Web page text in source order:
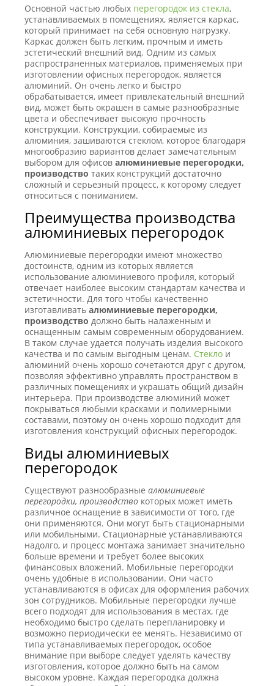
Основной частью любых перегородок из стекла,
устанавливаемых в помещениях, является каркас,
который принимает на себя основную нагрузку.
Каркас должен быть легким, прочным и иметь
эстетический внешний вид. Одним из самых
распространенных материалов, применяемых при
изготовлении офисных перегородок, является
алюминий. Он очень легко и быстро
обрабатывается, имеет привлекательный внешний
вид, может быть окрашен в самые разнообразные
цвета и обеспечивает высокую прочность
конструкции. Конструкции, собираемые из
алюминия, зашиваются стеклом, которое благодаря
многообразию вариантов делает замечательным
выбором для офисов алюминиевые перегородки,
производство таких конструкций достаточно
сложный и серьезный процесс, к которому следует
относиться с пониманием.
Преимущества производства
алюминиевых перегородок
Алюминиевые перегородки имеют множество
достоинств, одним из которых является
использование алюминиевого профиля, который
отвечает наиболее высоким стандартам качества и
эстетичности. Для того чтобы качественно
изготавливать алюминиевые перегородки,
производство должно быть налаженным и
оснащенным самым современным оборудованием.
В таком случае удается получать изделия высокого
качества и по самым выгодным ценам. Стекло и
алюминий очень хорошо сочетаются друг с другом,
позволяя эффективно управлять пространством в
различных помещениях и украшать общий дизайн
интерьера. При производстве алюминий может
покрываться любыми красками и полимерными
составами, поэтому он очень хорошо подходит для
изготовления конструкций офисных перегородок.
Виды алюминиевых
перегородок
Существуют разнообразные алюминиевые
перегородки, производство которых может иметь
различное оснащение в зависимости от того, где
они применяются. Они могут быть стационарными
или мобильными. Стационарные устанавливаются
надолго, и процесс монтажа занимает значительно
больше времени и требует более высоких
финансовых вложений. Мобильные перегородки
очень удобные в использовании. Они часто
устанавливаются в офисах для оформления рабочих
зон сотрудников. Мобильные перегородки лучше
всего подходят для использования в местах, где
необходимо быстро сделать перепланировку и
возможно периодически ее менять. Независимо от
типа устанавливаемых перегородок, особое
внимание при выборе следует уделять качеству
изготовления, которое должно быть на самом
высоком уровне. Каждая перегородка должна